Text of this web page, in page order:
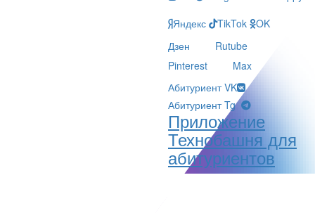
Яндекс
TikTok
OK
Дзен
Rutube
Pinterest
Max
Абитуриент VK
Абитуриент Tg
Приложение
Технобашня для
абитуриентов